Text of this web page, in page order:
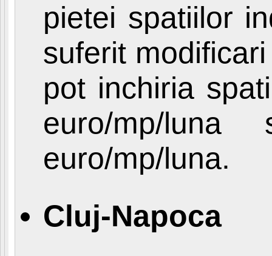
pietei spatiilor
suferit
pot inchiria
euro/mp/
euro/mp/luna.
Cluj-Napoca